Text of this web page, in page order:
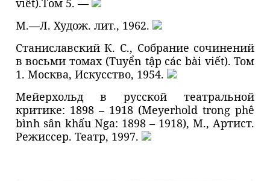
viết).Tом 5. —
М.—Л. Худож. лит., 1962.
Станиславский К. С., Собрание сочинений
в восьми томах (Tuyển tập các bài viết). Том
1. Москвa, Искусство, 1954.
Мейерхольд в русской театральной
критике: 1898 – 1918 (Meyerhold trong phê
bình sân khấu Nga: 1898 – 1918), М., Артист.
Режиссер. Театр, 1997.